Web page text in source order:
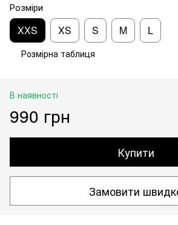
Розміри
XXS XS S M L
Розмірна таблиця
В наявності
990 грн
Купити
Замовити